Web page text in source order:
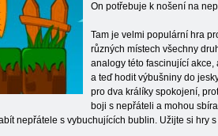
On potřebuje k nošení na
Tam je velmi populární hra
různých místech všechny
analogy této fascinující
a teď hodit výbušniny do
pro dva králíky spokojení,
boji s nepřáteli a mohou
nepřátele s vybuchujících bublin. Užijte si hry